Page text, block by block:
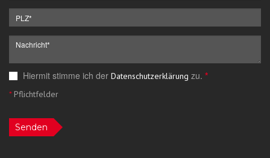
Hiermit stimme ich der Datenschutzerklärung zu. *
*Pflichtfelder
Senden